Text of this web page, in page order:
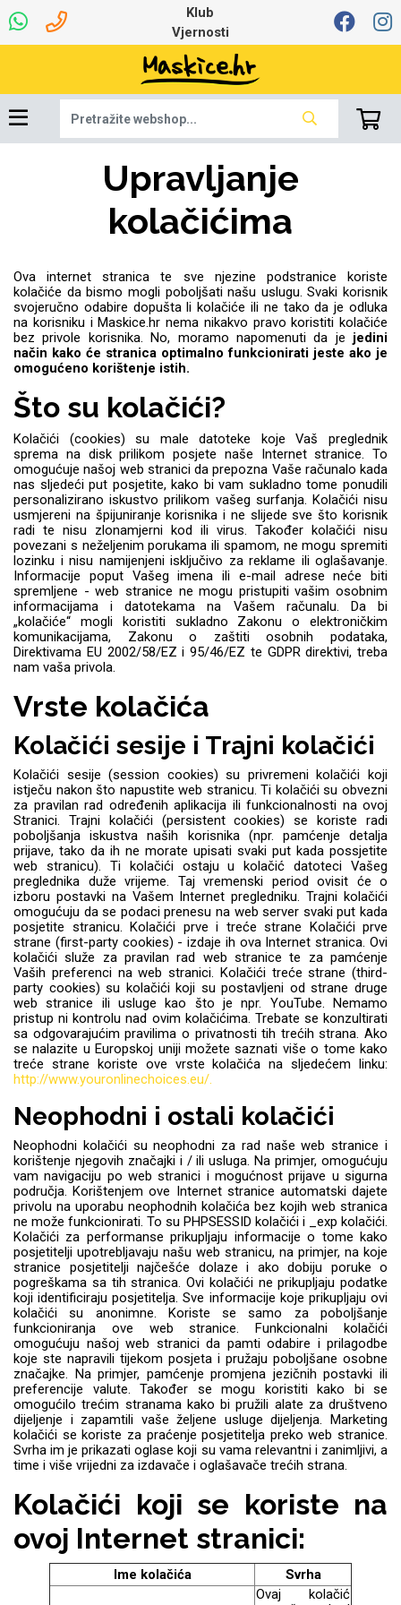
Klub
Vjernosti
Upravljanje
kolačićima
Ova internet stranica te sve njezine podstranice koriste
kolačiće da bismo mogli poboljšati našu uslugu. Svaki korisnik
svojeručno odabire dopušta li kolačiće ili ne tako da je odluka
na korisniku i Maskice.hr nema nikakvo pravo koristiti kolačiće
bez privole korisnika. No, moramo napomenuti da je jedini
način kako će stranica optimalno funkcionirati jeste ako je
omogućeno korištenje istih.
Što su kolačići?
Kolačići (cookies) su male datoteke koje Vaš preglednik
sprema na disk prilikom posjete naše Internet stranice. To
omogućuje našoj web stranici da prepozna Vaše računalo kada
nas sljedeći put posjetite, kako bi vam sukladno tome ponudili
personalizirano iskustvo prilikom vašeg surfanja. Kolačići nisu
usmjereni na špijuniranje korisnika i ne slijede sve što korisnik
radi te nisu zlonamjerni kod ili virus. Također kolačići nisu
povezani s neželjenim porukama ili spamom, ne mogu spremiti
lozinku i nisu namijenjeni isključivo za reklame ili oglašavanje.
Informacije poput Vašeg imena ili e-mail adrese neće biti
spremljene - web stranice ne mogu pristupiti vašim osobnim
informacijama i datotekama na Vašem računalu. Da bi
„kolačiće“ mogli koristiti sukladno Zakonu o elektroničkim
komunikacijama, Zakonu o zaštiti osobnih podataka,
Direktivama EU 2002/58/EZ i 95/46/EZ te GDPR direktivi, treba
nam vaša privola.
Vrste kolačića
Kolačići sesije i Trajni kolačići
Kolačići sesije (session cookies) su privremeni kolačići koji
istječu nakon što napustite web stranicu. Ti kolačići su obvezni
za pravilan rad određenih aplikacija ili funkcionalnosti na ovoj
Stranici. Trajni kolačići (persistent cookies) se koriste radi
poboljšanja iskustva naših korisnika (npr. pamćenje detalja
prijave, tako da ih ne morate upisati svaki put kada possjetite
web stranicu). Ti kolačići ostaju u kolačić datoteci Vašeg
preglednika duže vrijeme. Taj vremenski period ovisit će o
izboru postavki na Vašem Internet pregledniku. Trajni kolačići
omogućuju da se podaci prenesu na web server svaki put kada
posjetite stranicu. Kolačići prve i treće strane Kolačići prve
strane (first-party cookies) - izdaje ih ova Internet stranica. Ovi
kolačići služe za pravilan rad web stranice te za pamćenje
Vaših preferenci na web stranici. Kolačići treće strane (third-
party cookies) su kolačići koji su postavljeni od strane druge
web stranice ili usluge kao što je npr. YouTube. Nemamo
pristup ni kontrolu nad ovim kolačićima. Trebate se konzultirati
sa odgovarajućim pravilima o privatnosti tih trećih strana. Ako
se nalazite u Europskoj uniji možete saznati više o tome kako
treće strane koriste ove vrste kolačića na sljedećem linku:
http://www.youronlinechoices.eu/.
Neophodni i ostali kolačići
Neophodni kolačići su neophodni za rad naše web stranice i
korištenje njegovih značajki i / ili usluga. Na primjer, omogućuju
vam navigaciju po web stranici i mogućnost prijave u sigurna
područja. Korištenjem ove Internet stranice automatski dajete
privolu na uporabu neophodnih kolačića bez kojih web stranica
ne može funkcionirati. To su PHPSESSID kolačići i _exp kolačići.
Kolačići za performanse prikupljaju informacije o tome kako
posjetitelji upotrebljavaju našu web stranicu, na primjer, na koje
stranice posjetitelji najčešće dolaze i ako dobiju poruke o
pogreškama sa tih stranica. Ovi kolačići ne prikupljaju podatke
koji identificiraju posjetitelja. Sve informacije koje prikupljaju ovi
kolačići su anonimne. Koriste se samo za poboljšanje
funkcioniranja ove web stranice. Funkcionalni kolačići
omogućuju našoj web stranici da pamti odabire i prilagodbe
koje ste napravili tijekom posjeta i pružaju poboljšane osobne
značajke. Na primjer, pamćenje promjena jezičnih postavki ili
preferencije valute. Također se mogu koristiti kako bi se
omogućilo trećim stranama kako bi pružili alate za društveno
dijeljenje i zapamtili vaše željene usluge dijeljenja. Marketing
kolačići se koriste za praćenje posjetitelja preko web stranice.
Svrha im je prikazati oglase koji su vama relevantni i zanimljivi, a
time i više vrijedni za izdavače i oglašavače trećih strana.
Kolačići koji se koriste na
ovoj Internet stranici:
Ime kolačića
Svrha
Ovaj kolačić
Dinamo maskice za
Robotski usisavači Stolne lampe
Ventilatori
Najprodavanije -
TOP 100
Šarene maskice
Ljetna kolekcija Proljetna kolekcija
Winter Line Art
Babe Šaljivi motivi
Croatos
Najprodavanije -
TOP 100
Gym Unicorn kolekcija
Sleng Feel Good
Životinjsko carstvo Takeoff
Svemirska kolekcija Valentinovo
Love motivi I Need Some Space
Quotes Collection Cirkus
Apple
Huawei Samsung
Xiaomi Punjači za mobitel
Spigen maskice
Univerzalno kaljeno
staklo
Univerzalne futrole i
maskice
Preklopne maskice
Univerzalna oprema
za tablet
7.0 - 8.0 inča 8.0 - 9.0 inča
9.0 - 10.0 inča 10.0 - 12.0 inča
Oprema za Lenovo
tablet
Apple Samsung
Huawei Sony
LCD Tablet
Igračke i ostalo
Selfie Stick Držači za auto
Držači za stol Držači za bicikl
Držači za romobil Držači za ruku
Ostali držači
Bežični punjači
Autopunjači Power bank
USB kablovi HDMI kabel
AUX kablovi Adapteri za mobitel
Mikrofoni Bluetooth slušalice
Žičane slušalice Bluetooth Zvučnici
FM Transmitteri HI-FI linije
Pametni Satovi
Memorije i
memorijske kartice
Oprema za Smart
Watch
Auto Kamere
Podloga za miš Tipkovnice i miševi
Web kamere i
mikrofoni
Punjači za laptope
Hladnjaci za laptop
Ruksaci i torbice Razno